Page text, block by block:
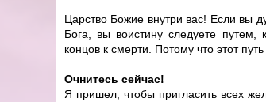
Царство Божие внутри вас! Если вы
Бога, вы воистину следуете
концов к смерти. Потому что этот
Очнитесь сейчас!
Я пришел, чтобы пригласить всех